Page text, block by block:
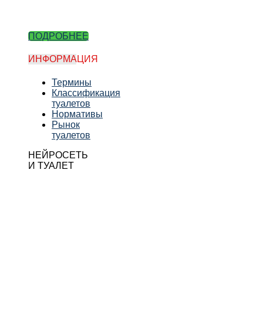
ПОДРОБНЕЕ
ИНФОРМАЦИЯ
Термины
Классификация
туалетов
Нормативы
Рынок
туалетов
НЕЙРОСЕТЬ
И ТУАЛЕТ